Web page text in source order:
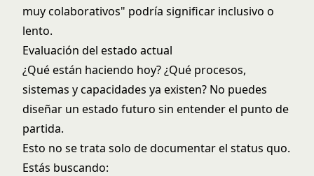
muy colaborativos" podría significar inclusivo o
lento.
Evaluación del estado actual
¿Qué están haciendo hoy? ¿Qué procesos,
sistemas y capacidades ya existen? No puedes
diseñar un estado futuro sin entender el punto de
partida.
Esto no se trata solo de documentar el status quo.
Estás buscando: